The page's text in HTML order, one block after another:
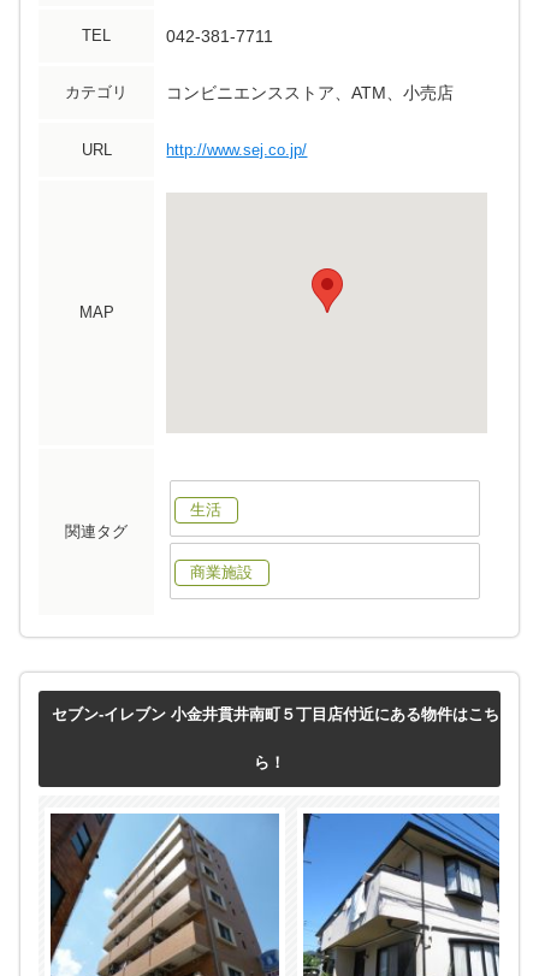
TEL 042-381-7711
カテゴリ コンビニエンスストア、ATM、小売店
URL http://www.sej.co.jp/
MAP
関連タグ
生活
商業施設
セブン-イレブン 小金井貫井南町５丁目店付近にある物件はこち
ら！